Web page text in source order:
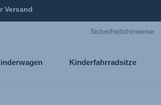
Versand
Sicherheitshinweise
Kinderfahrradsitze